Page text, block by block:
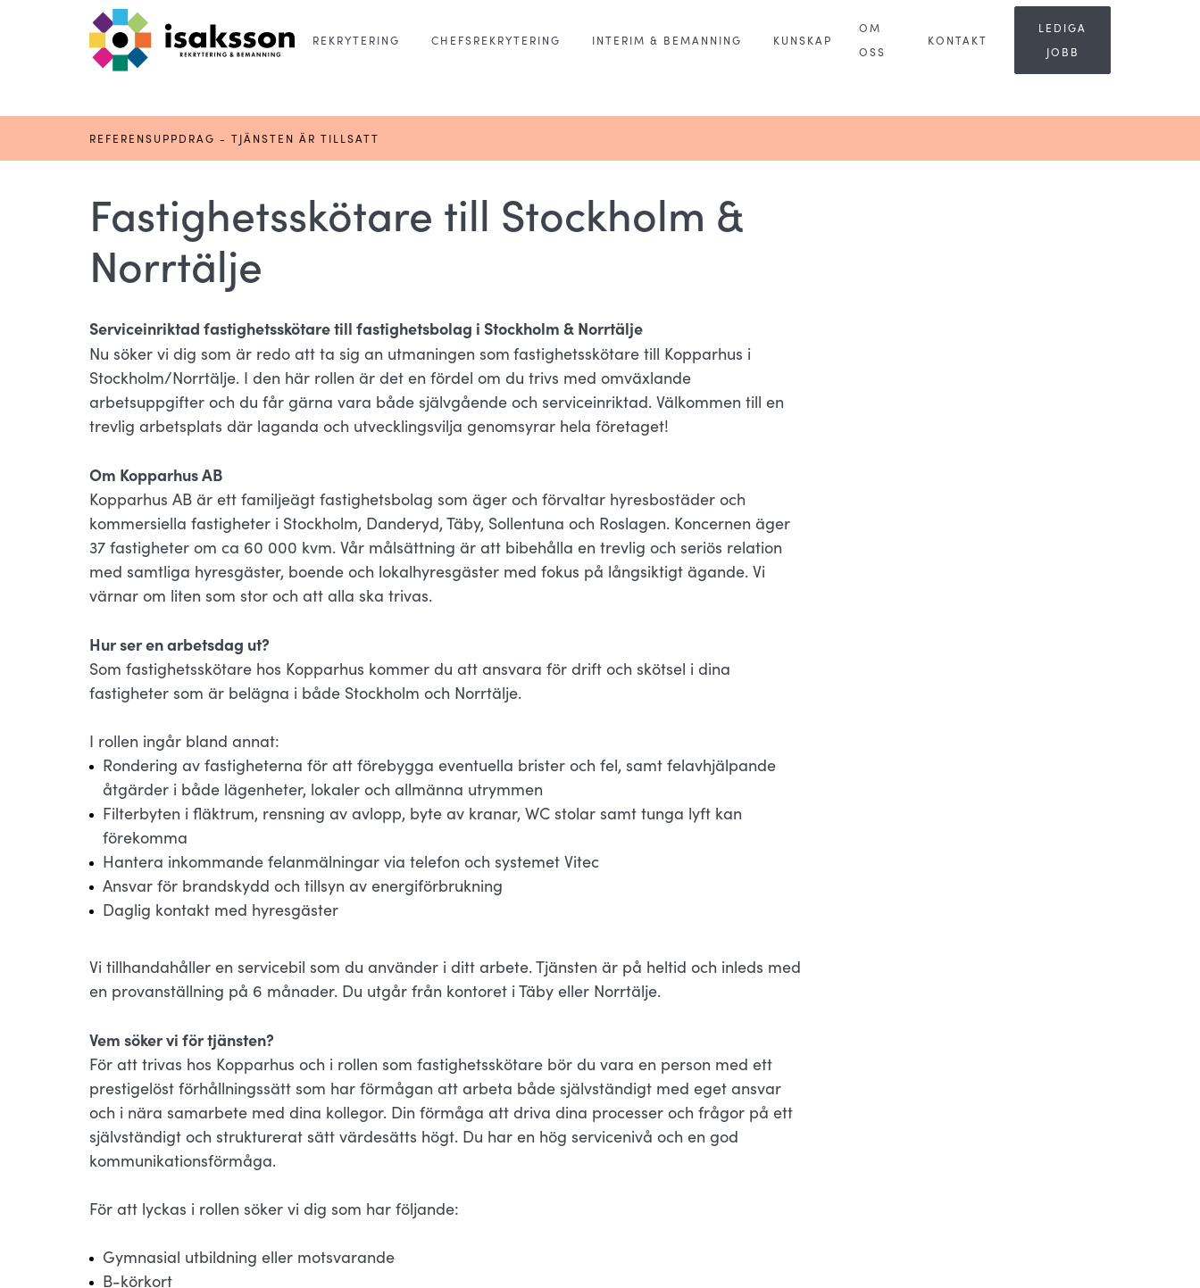
REKRYTERING CHEFSREKRYTERING INTERIM & BEMANNING KUNSKAP
OM
OSS
KONTAKT
LEDIGA
JOBB
REFERENSUPPDRAG - TJÄNSTEN ÄR TILLSATT
Fastighetsskötare till Stockholm &
Norrtälje
Serviceinriktad fastighetsskötare till fastighetsbolag i Stockholm & Norrtälje
Nu söker vi dig som är redo att ta sig an utmaningen som fastighetsskötare till Kopparhus i
Stockholm/Norrtälje. I den här rollen är det en fördel om du trivs med omväxlande
arbetsuppgifter och du får gärna vara både självgående och serviceinriktad. Välkommen till en
trevlig arbetsplats där laganda och utvecklingsvilja genomsyrar hela företaget!
Om Kopparhus AB
Kopparhus AB är ett familjeägt fastighetsbolag som äger och förvaltar hyresbostäder och
kommersiella fastigheter i Stockholm, Danderyd, Täby, Sollentuna och Roslagen. Koncernen äger
37 fastigheter om ca 60 000 kvm. Vår målsättning är att bibehålla en trevlig och seriös relation
med samtliga hyresgäster, boende och lokalhyresgäster med fokus på långsiktigt ägande. Vi
värnar om liten som stor och att alla ska trivas.
Hur ser en arbetsdag ut?
Som fastighetsskötare hos Kopparhus kommer du att ansvara för drift och skötsel i dina
fastigheter som är belägna i både Stockholm och Norrtälje.
I rollen ingår bland annat:
Rondering av fastigheterna för att förebygga eventuella brister och fel, samt felavhjälpande
åtgärder i både lägenheter, lokaler och allmänna utrymmen
Filterbyten i fläktrum, rensning av avlopp, byte av kranar, WC stolar samt tunga lyft kan
förekomma
Hantera inkommande felanmälningar via telefon och systemet Vitec
Ansvar för brandskydd och tillsyn av energiförbrukning
Daglig kontakt med hyresgäster
Vi tillhandahåller en servicebil som du använder i ditt arbete. Tjänsten är på heltid och inleds med
en provanställning på 6 månader. Du utgår från kontoret i Täby eller Norrtälje.
Vem söker vi för tjänsten?
För att trivas hos Kopparhus och i rollen som fastighetsskötare bör du vara en person med ett
prestigelöst förhållningssätt som har förmågan att arbeta både självständigt med eget ansvar
och i nära samarbete med dina kollegor. Din förmåga att driva dina processer och frågor på ett
självständigt och strukturerat sätt värdesätts högt. Du har en hög servicenivå och en god
kommunikationsförmåga.
För att lyckas i rollen söker vi dig som har följande:
Gymnasial utbildning eller motsvarande
B-körkort